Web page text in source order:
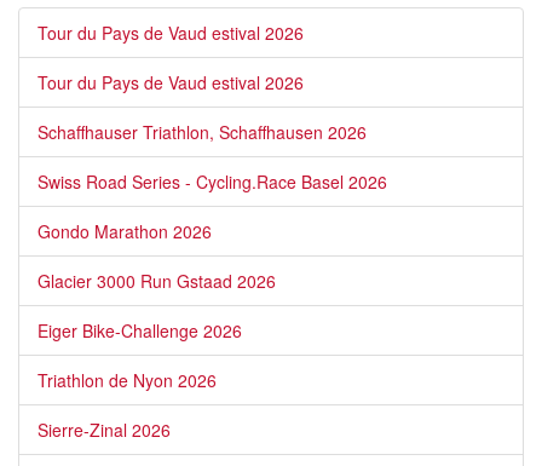
Tour du Pays de Vaud estival 2026
Tour du Pays de Vaud estival 2026
Schaffhauser Triathlon, Schaffhausen 2026
Swiss Road Series - Cycling.Race Basel 2026
Gondo Marathon 2026
Glacier 3000 Run Gstaad 2026
Eiger Bike-Challenge 2026
Triathlon de Nyon 2026
Sierre-Zinal 2026